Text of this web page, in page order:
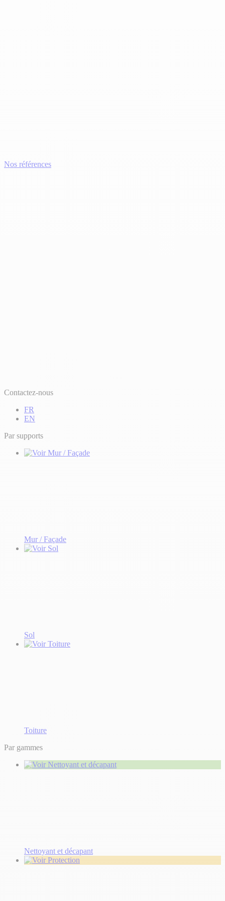
Nos références
Contactez-nous
FR
EN
Par supports
Mur / Façade
Sol
Toiture
Par gammes
Nettoyant et décapant